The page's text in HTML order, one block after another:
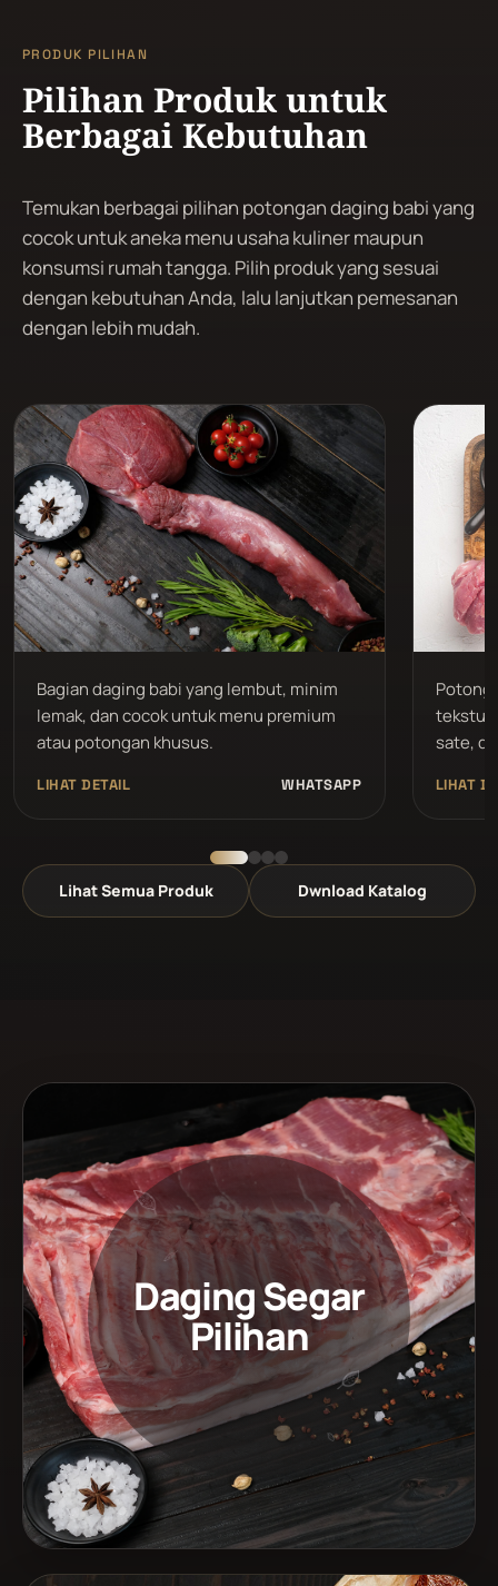
PRODUK PILIHAN
Pilihan Produk untuk
Berbagai Kebutuhan
Temukan berbagai pilihan potongan daging babi yang
cocok untuk aneka menu usaha kuliner maupun
konsumsi rumah tangga. Pilih produk yang sesuai
dengan kebutuhan Anda, lalu lanjutkan pemesanan
dengan lebih mudah.
LULUR
Bagian daging babi yang lembut, minim
lemak, dan cocok untuk menu premium
atau potongan khusus.
LIHAT DETAIL WHATSAPP
tekstur
sate,
LIHAT
Lihat Semua Produk Dwnload Katalog
Daging Segar
Pilihan